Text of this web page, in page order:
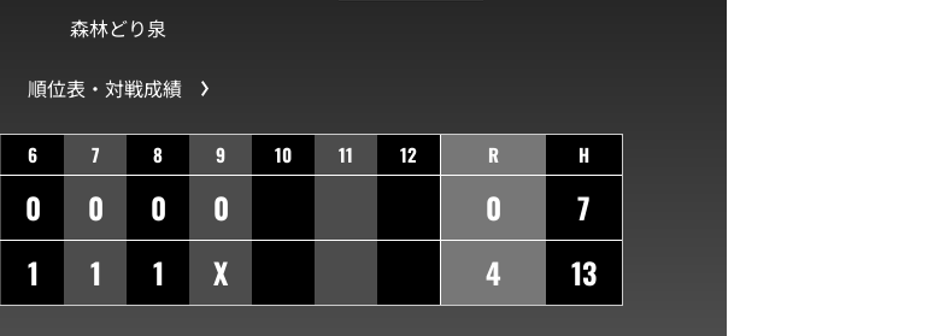
森林どり泉
順位表・対戦成績
6 7 8 9 10 11 12
0 0 0
0
1 1 1 X
R H
0
7
4
13